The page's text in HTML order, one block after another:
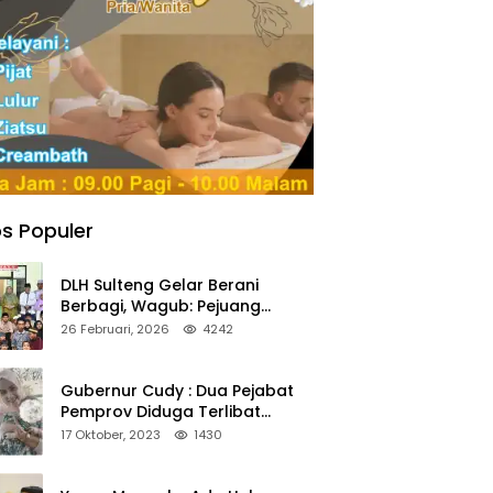
Populer
DLH Sulteng Gelar Berani
Berbagi, Wagub: Pejuang
Lingkungan Harus Jadi Teladan
26 Februari, 2026 4242
Gubernur Cudy : Dua Pejabat
Pemprov Diduga Terlibat
Asmara Terlarang Sudah di
17 Oktober, 2023 1430